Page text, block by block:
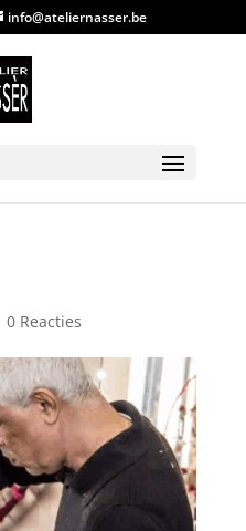
info@ateliernasser.be
0 Reacties